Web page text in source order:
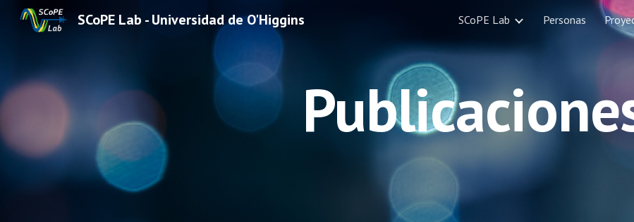
Skip to main content Skip to
SCoPE Lab - Universidad de O'Higgins SCoPE Lab Personas